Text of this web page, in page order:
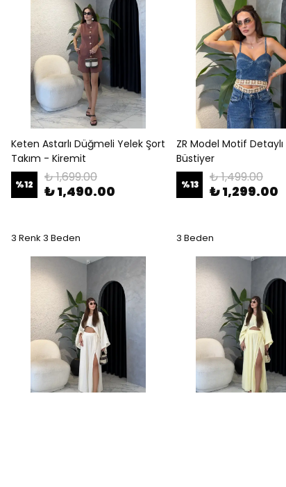
Keten Astarlı Düğmeli Yelek Şort
Takım - Kiremit
%12 ₺ 1,699.00
₺ 1,490.00
3 Renk 3 Beden
ZR Model Motif
Büstiyer
%13 ₺ 1,499.00
₺ 1,299.00
3 Beden